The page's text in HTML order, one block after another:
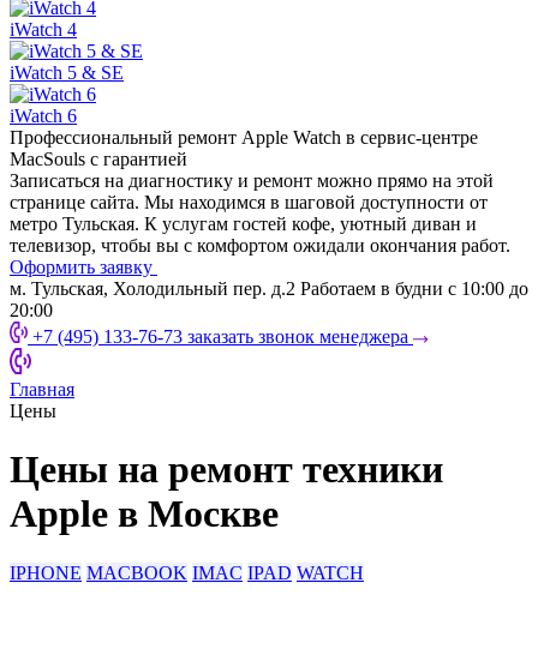
iWatch 4
iWatch 5 & SE
iWatch 6
Профессиональный ремонт Apple Watch в сервис-центре
MacSouls с гарантией
Записаться на диагностику и ремонт можно прямо на этой
странице сайта. Мы находимся в шаговой доступности от
метро Тульская. К услугам гостей кофе, уютный диван и
телевизор, чтобы вы с комфортом ожидали окончания работ.
Оформить заявку
м. Тульская, Холодильный пер. д.2 Работаем в будни с 10:00 до
20:00
+7 (495) 133-76-73 заказать звонок менеджера
Главная
Цены
Цены на ремонт техники
Apple в Москве
IPHONE MACBOOK IMAC IPAD WATCH